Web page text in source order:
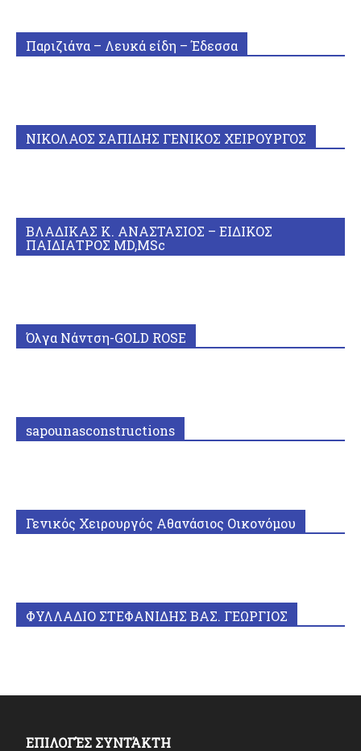
Παριζιάνα – Λευκά είδη – Έδεσσα
ΝΙΚΟΛΑΟΣ ΣΑΠΙΔΗΣ ΓΕΝΙΚΟΣ ΧΕΙΡΟΥΡΓΟΣ
ΒΛΑΔΙΚΑΣ Κ. ΑΝΑΣΤΑΣΙΟΣ – ΕΙΔΙΚΟΣ
ΠΑΙΔΙΑΤΡΟΣ MD,MSc
Όλγα Νάντση-GOLD ROSE
sapounasconstructions
Γενικός Χειρουργός Αθανάσιος Οικονόμου
ΦΥΛΛΑΔΙΟ ΣΤΕΦΑΝΙΔΗΣ ΒΑΣ. ΓΕΩΡΓΙΟΣ
ΕΠΙΛΟΓΈΣ ΣΥΝΤΆΚΤΗ